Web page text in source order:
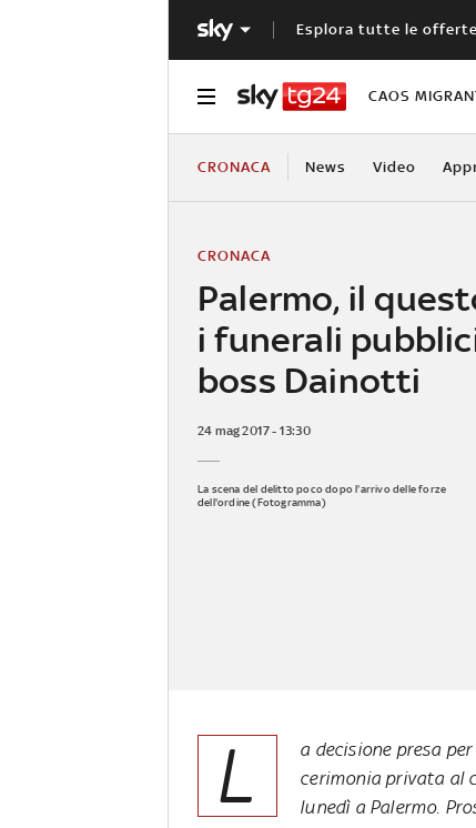
Esplora tutte le
CAOS
CRONACA News Video
Palermo, il
i funerali
boss Dainotti
CRONACA
24 mag 2017 - 13:30
La scena del delitto poco dopo l'arrivo delle forze
dell'ordine (Fotogramma)
L
a decisione presa
cerimonia privata al
lunedì a Palermo.